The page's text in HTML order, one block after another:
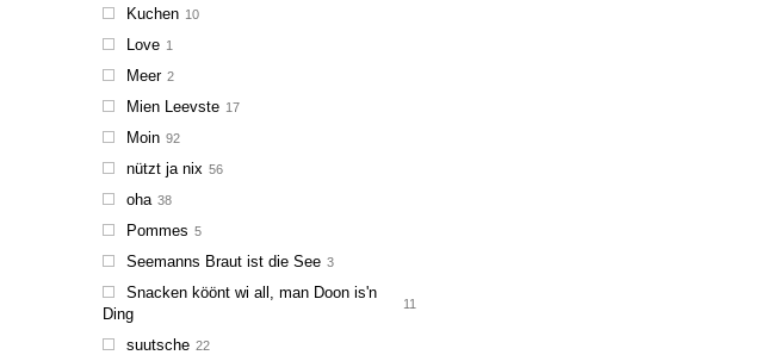
Kuchen 10
Love 1
Meer 2
Mien Leevste 17
Moin 92
nützt ja nix 56
oha 38
Pommes 5
Seemanns Braut ist die See 3
Snacken köönt wi all, man Doon is'n
Ding
11
suutsche 22